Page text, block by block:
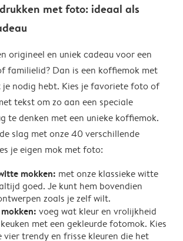
met foto: ideaal als
origineel en uniek cadeau voor een
familielid? Dan is een koffiemok met
nodig hebt. Kies je favoriete foto of
tekst om zo aan een speciale
te denken met een unieke koffiemok.
slag met onze 40 verschillende
je eigen mok met foto:
mokken: met onze klassieke witte
goed. Je kunt hem bovendien
zoals je zelf wilt.
voeg wat kleur en vrolijkheid
met een gekleurde fotomok. Kies
vier trendy en frisse kleuren die het